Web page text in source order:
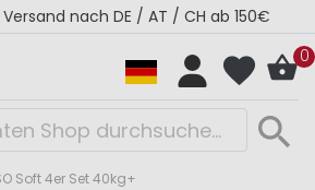
Versand nach DE / AT / CH ab 150€
0
Soft 4er Set 40kg+